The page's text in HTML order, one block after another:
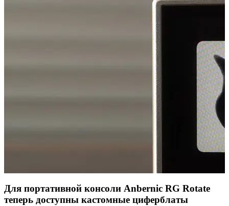
Для портативной консоли Anbernic RG Rotate
теперь доступны кастомные циферблаты